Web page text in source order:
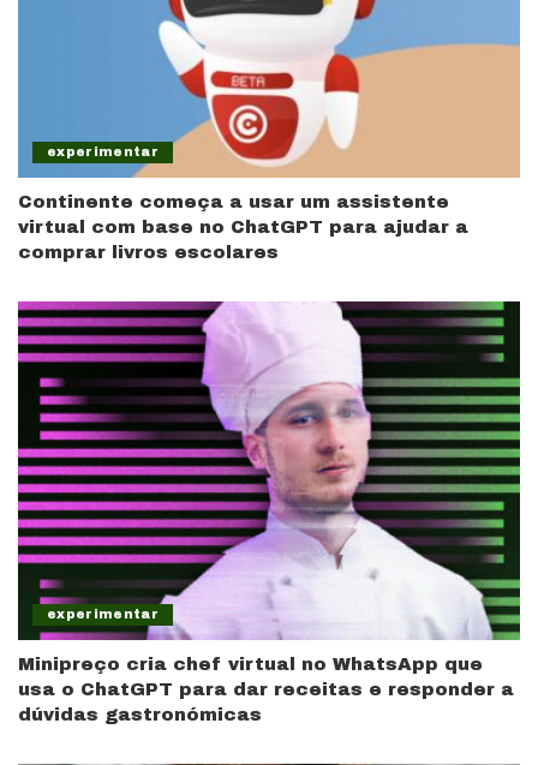
experimentar
Continente começa a usar um assistente
virtual com base no ChatGPT para ajudar a
comprar livros escolares
experimentar
Minipreço cria chef virtual no WhatsApp que
usa o ChatGPT para dar receitas e responder a
dúvidas gastronómicas